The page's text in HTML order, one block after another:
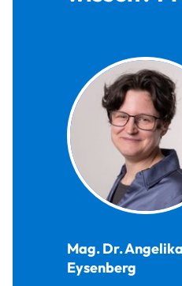
Mag. Dr.Angelika
Eysenberg